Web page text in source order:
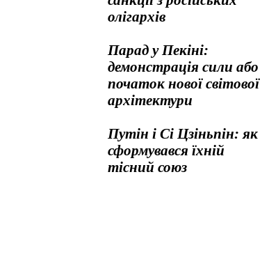
олігархів
Парад у Пекіні:
демонстрація сили або
початок нової світової
архітектури
Путін і Сі Цзіньпін: як
сформувався їхній
тісний союз